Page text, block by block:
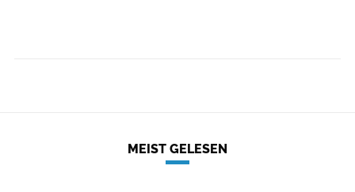
MEIST GELESEN